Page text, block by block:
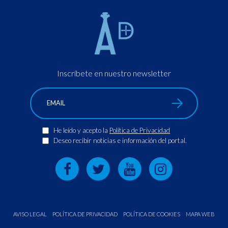
Inscríbete en nuestro newsletter
He leído y acepto la Política de Privacidad
Deseo recibir noticias e información del portal.
AVISO LEGAL POLÍTICA DE PRIVACIDAD POLÍTICA DE COOKIES MAPA WEB